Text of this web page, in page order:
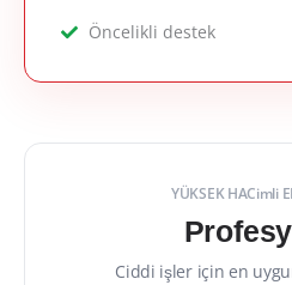
Öncelikli destek
YÜKSEK HACimli
Ciddi işler için en